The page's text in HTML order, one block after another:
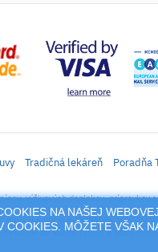
NA NAŠEJ
MÔŽETE VŠAK
Tradičná lekáreň Poradňa
výživových doplnkov,
autorské práva a akákoľvek jeho
obrázkov, textov a pod.)